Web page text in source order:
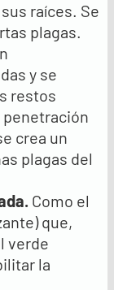
raíces. Se
plagas.
y se
restos
penetración
crea un
plagas del
. Como el
que,
verde
la